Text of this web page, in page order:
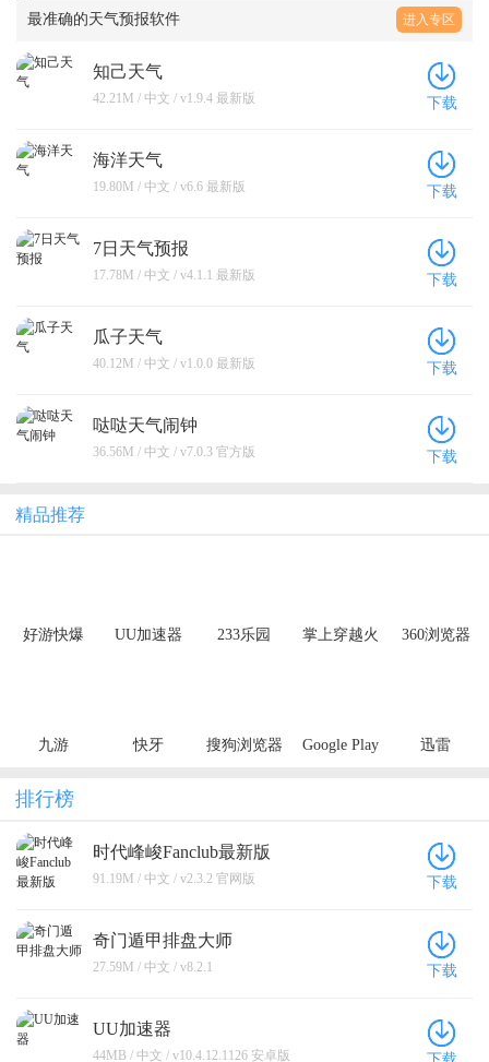
最准确的天气预报软件 进入专区
知己天气
42.21M / 中文 / v1.9.4 最新版 下载
海洋天气
19.80M / 中文 / v6.6 最新版 下载
7日天气预报
17.78M / 中文 / v4.1.1 最新版 下载
瓜子天气
40.12M / 中文 / v1.0.0 最新版 下载
哒哒天气闹钟
36.56M / 中文 / v7.0.3 官方版 下载
精品推荐
好游快爆 UU加速器 233乐园
掌上穿越火
360浏览器
九游 快牙
搜狗浏览器
Google Play
迅雷
排行榜
时代峰峻Fanclub最新版
91.19M / 中文 / v2.3.2 官网版 下载
奇门遁甲排盘大师
27.59M / 中文 / v8.2.1 下载
UU加速器
44MB / 中文 / v10.4.12.1126 安卓版